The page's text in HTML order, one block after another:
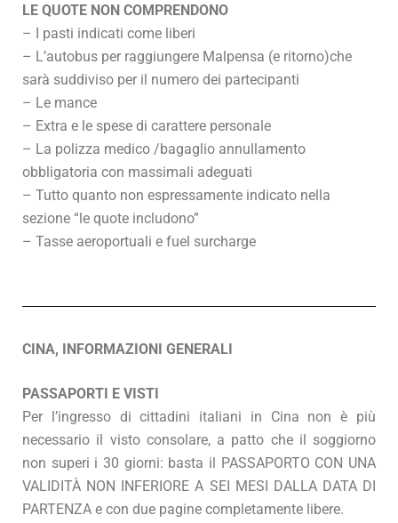
LE QUOTE NON COMPRENDONO
– I pasti indicati come liberi
– L’autobus per raggiungere Malpensa (e ritorno)che
sarà suddiviso per il numero dei partecipanti
– Le mance
– Extra e le spese di carattere personale
– La polizza medico /bagaglio annullamento
obbligatoria con massimali adeguati
– Tutto quanto non espressamente indicato nella
sezione “le quote includono”
– Tasse aeroportuali e fuel surcharge
CINA, INFORMAZIONI GENERALI
PASSAPORTI E VISTI
Per l’ingresso di cittadini italiani in Cina non è più
necessario il visto consolare, a patto che il soggiorno
non superi i 30 giorni: basta il PASSAPORTO CON UNA
VALIDITÀ NON INFERIORE A SEI MESI DALLA DATA DI
PARTENZA e con due pagine completamente libere.